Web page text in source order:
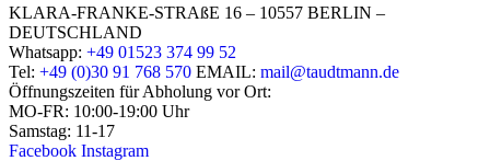
KLARA-FRANKE-STRAßE 16 – 10557 BERLIN –
DEUTSCHLAND
Whatsapp: +49 01523 374 99 52
Tel: +49 (0)30 91 768 570 EMAIL: mail@taudtmann.de
Öffnungszeiten für Abholung vor Ort:
MO-FR: 10:00-19:00 Uhr
Samstag: 11-17
Facebook Instagram